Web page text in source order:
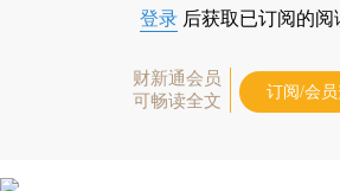
登录 后获取已订阅的阅
财新通会员
可畅读全文
订阅/会员